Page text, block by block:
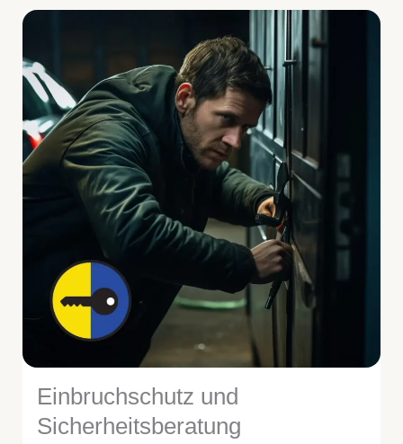
Einbruchschutz und
Sicherheitsberatung